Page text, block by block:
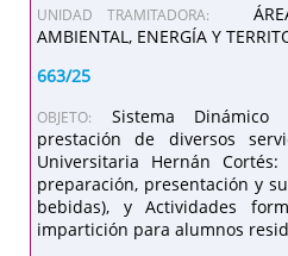
UNIDAD TRAMITADORA:
AMBIENTAL, ENERGÍA Y
663/25
OBJETO:
Sistema
prestación de diversos
Universitaria Hernán Cortés:
preparación, presentación y
bebidas), y Actividades
impartición para alumnos